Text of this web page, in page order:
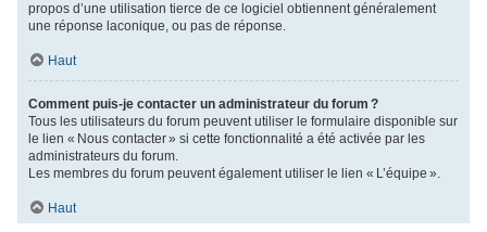
propos d’une utilisation tierce de ce logiciel obtiennent généralement
une réponse laconique, ou pas de réponse.
Haut
Comment puis-je contacter un administrateur du forum ?
Tous les utilisateurs du forum peuvent utiliser le formulaire disponible sur
le lien « Nous contacter » si cette fonctionnalité a été activée par les
administrateurs du forum.
Les membres du forum peuvent également utiliser le lien « L’équipe ».
Haut